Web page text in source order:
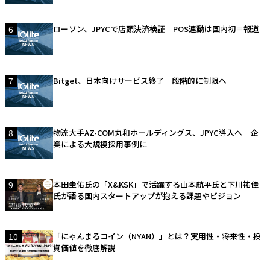
6 ローソン、JPYCで店頭決済検証 POS連動は国内初＝報道
7 Bitget、日本向けサービス終了 段階的に制限へ
8
物流大手AZ-COM丸和ホールディングス、JPYC導入へ 企
業による大規模採用事例に
9
本田圭佑氏の「X&KSK」で活躍する山本航平氏と下川祐佳
氏が語る国内スタートアップが抱える課題やビジョン
10
「にゃんまるコイン（NYAN）」とは？実用性・将来性・投
資価値を徹底解説